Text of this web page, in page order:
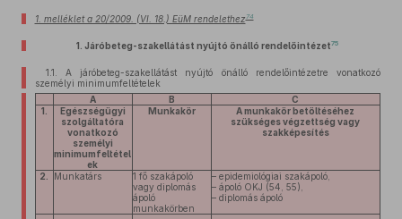
1. melléklet a 20/2009. (VI. 18.) EüM rendelethez74
1. Járóbeteg-szakellátást nyújtó önálló rendelőintézet75
1.1.
A járóbeteg-szakellátást nyújtó önálló rendelőintézetre vonatkozó
személyi minimumfeltételek
A
B
C
1.
Egészségügyi
szolgáltatóra
vonatkozó
személyi
minimumfeltétel
ek
Munkakör
A munkakör betöltéséhez
szükséges végzettség vagy
szakképesítés
2. Munkatárs
1 fő szakápoló
vagy diplomás
ápoló
munkakörben
– epidemiológiai szakápoló,
– ápoló OKJ (54, 55),
– diplomás ápoló